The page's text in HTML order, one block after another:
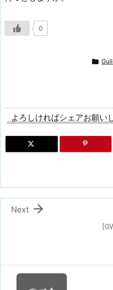
0

よろしければシェアお願い

Next